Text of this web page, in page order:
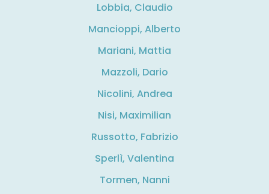
Lobbia, Claudio
Mancioppi, Alberto
Mariani, Mattia
Mazzoli, Dario
Nicolini, Andrea
Nisi, Maximilian
Russotto, Fabrizio
Sperlì, Valentina
Tormen, Nanni